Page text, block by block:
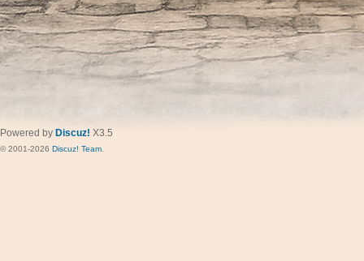
Powered by Discuz! X3.5
© 2001-2026 Discuz! Team